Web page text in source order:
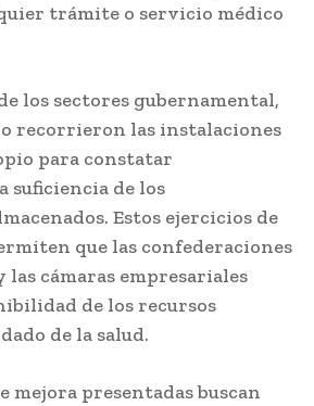
trámite o servicio médico
los sectores gubernamental,
recorrieron las instalaciones
para constatar
suficiencia de los
Estos ejercicios de
que las confederaciones
las cámaras empresariales
de los recursos
de la salud.
mejora presentadas buscan